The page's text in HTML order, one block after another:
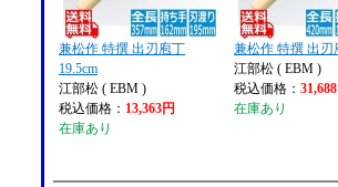
兼松作 特撰 出刃庖丁
19.5cm
江部松 ( EBM )
税込価格： 13,363円
在庫あり
兼松作 特撰 出刃
江部松 ( EBM )
税込価格：
在庫あり